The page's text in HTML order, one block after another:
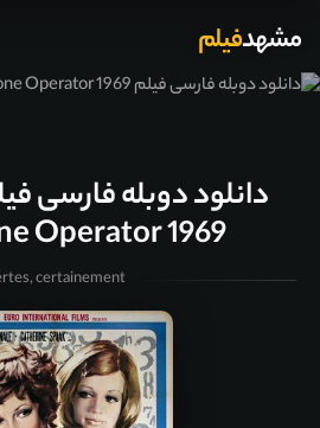
مشهدفیلم
Operator 1969
certainement